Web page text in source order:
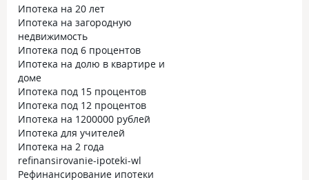
Ипотека на 20 лет
Ипотека на загородную
недвижимость
Ипотека под 6 процентов
Ипотека на долю в квартире и
доме
Ипотека под 15 процентов
Ипотека под 12 процентов
Ипотека на 1200000 рублей
Ипотека для учителей
Ипотека на 2 года
refinansirovanie-ipoteki-wl
Рефинансирование ипотеки